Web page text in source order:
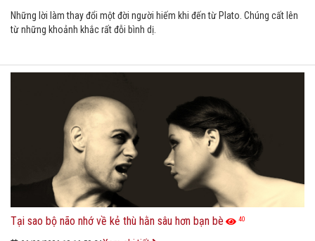
Những lời làm thay đổi một đời người hiếm khi đến từ Plato. Chúng cất lên
từ những khoảnh khắc rất đỗi bình dị.
Tại sao bộ não nhớ về kẻ thù hằn sâu hơn bạn bè 40